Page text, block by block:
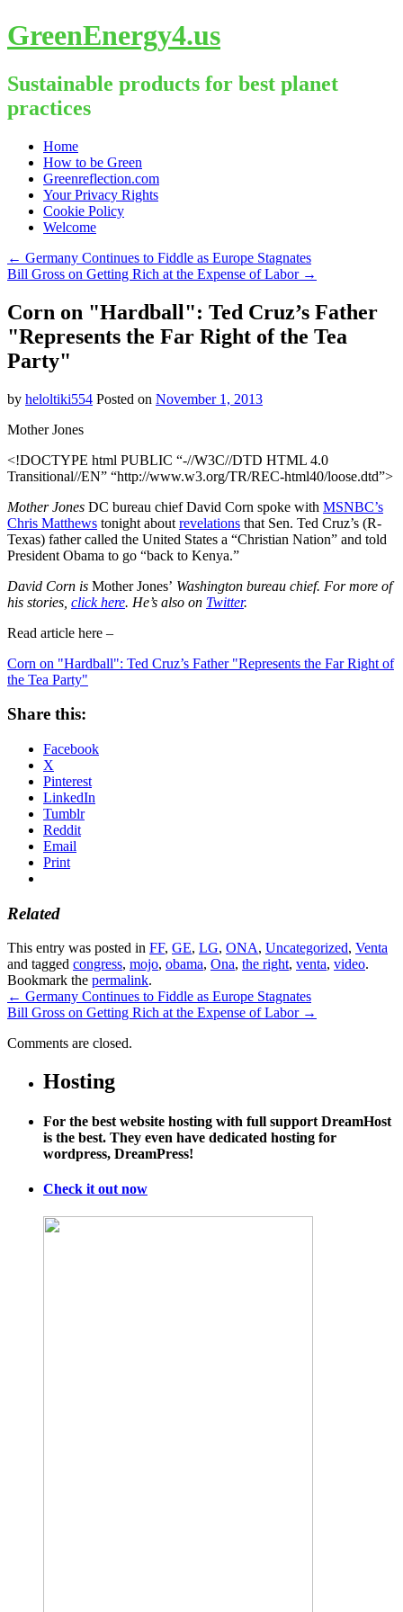
GreenEnergy4.us
Sustainable products for best planet
practices
Skip
content
Home
How to be Green
Greenreflection.com
Your Privacy Rights
Cookie Policy
Welcome
← Germany Continues to Fiddle as Europe Stagnates
Bill Gross on Getting Rich at the Expense of Labor →
Corn on "Hardball": Ted Cruz’s Father
"Represents the Far Right of the Tea
Party"
by heloltiki554 Posted on November 1, 2013
Mother Jones
<!DOCTYPE html PUBLIC “-//W3C//DTD HTML 4.0
Transitional//EN” “http://www.w3.org/TR/REC-html40/loose.dtd”>
Mother Jones DC bureau chief David Corn spoke with MSNBC’s
Chris Matthews tonight about revelations that Sen. Ted Cruz’s (R-
Texas) father called the United States a “Christian Nation” and told
President Obama to go “back to Kenya.”
David Corn is Mother Jones’ Washington bureau chief. For more of
his stories, click here. He’s also on Twitter.
Read article here –
Corn on "Hardball": Ted Cruz’s Father "Represents the Far Right of
the Tea Party"
Share this:
Facebook
X
Pinterest
LinkedIn
Tumblr
Reddit
Email
Print
Related
This entry was posted in FF, GE, LG, ONA, Uncategorized, Venta
and tagged congress, mojo, obama, Ona, the right, venta, video.
Bookmark the permalink.
← Germany Continues to Fiddle as Europe Stagnates
Bill Gross on Getting Rich at the Expense of Labor →
Comments are closed.
Hosting
For the best website hosting with full support DreamHost
is the best. They even have dedicated hosting for
wordpress, DreamPress!
Check it out now